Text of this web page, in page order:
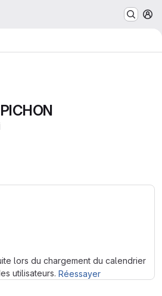
lors du chargement du calendrier
utilisateurs. Réessayer